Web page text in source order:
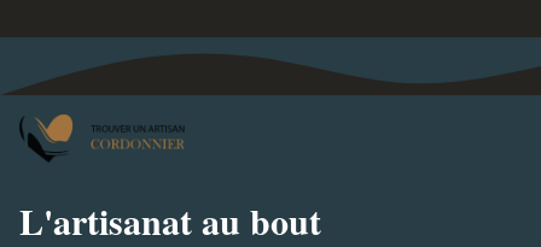
L'artisanat au bout